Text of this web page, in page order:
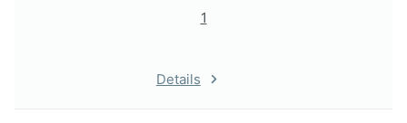
1
Details